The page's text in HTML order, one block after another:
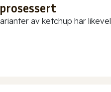
av ketchup har likevel